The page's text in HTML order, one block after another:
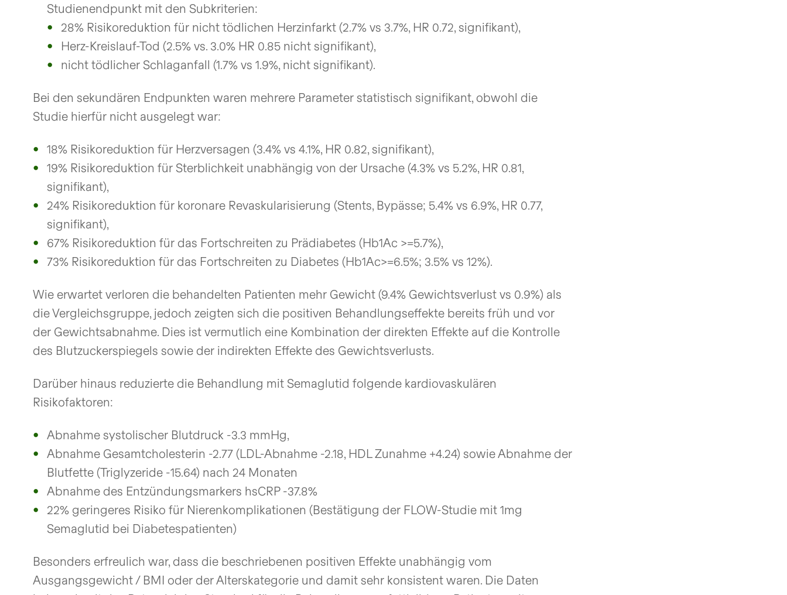
Studienendpunkt mit den Subkriterien:
28% Risikoreduktion für nicht tödlichen Herzinfarkt (2.7% vs 3.7%, HR 0.72, signifikant),
Herz-Kreislauf-Tod (2.5% vs. 3.0% HR 0.85 nicht signifikant),
nicht tödlicher Schlaganfall (1.7% vs 1.9%, nicht signifikant).
Bei den sekundären Endpunkten waren mehrere Parameter statistisch signifikant, obwohl die
Studie hierfür nicht ausgelegt war:
18% Risikoreduktion für Herzversagen (3.4% vs 4.1%, HR 0.82, signifikant),
19% Risikoreduktion für Sterblichkeit unabhängig von der Ursache (4.3% vs 5.2%, HR 0.81,
signifikant),
24% Risikoreduktion für koronare Revaskularisierung (Stents, Bypässe; 5.4% vs 6.9%, HR 0.77,
signifikant),
67% Risikoreduktion für das Fortschreiten zu Prädiabetes (Hb1Ac >=5.7%),
73% Risikoreduktion für das Fortschreiten zu Diabetes (Hb1Ac>=6.5%; 3.5% vs 12%).
Wie erwartet verloren die behandelten Patienten mehr Gewicht (9.4% Gewichtsverlust vs 0.9%) als
die Vergleichsgruppe, jedoch zeigten sich die positiven Behandlungseffekte bereits früh und vor
der Gewichtsabnahme. Dies ist vermutlich eine Kombination der direkten Effekte auf die Kontrolle
des Blutzuckerspiegels sowie der indirekten Effekte des Gewichtsverlusts.
Darüber hinaus reduzierte die Behandlung mit Semaglutid folgende kardiovaskulären
Risikofaktoren:
Abnahme systolischer Blutdruck -3.3 mmHg,
Abnahme Gesamtcholesterin -2.77 (LDL-Abnahme -2.18, HDL Zunahme +4.24) sowie Abnahme der
Blutfette (Triglyzeride -15.64) nach 24 Monaten
Abnahme des Entzündungsmarkers hsCRP -37.8%
22% geringeres Risiko für Nierenkomplikationen (Bestätigung der FLOW-Studie mit 1mg
Semaglutid bei Diabetespatienten)
Besonders erfreulich war, dass die beschriebenen positiven Effekte unabhängig vom
Ausgangsgewicht / BMI oder der Alterskategorie und damit sehr konsistent waren. Die Daten